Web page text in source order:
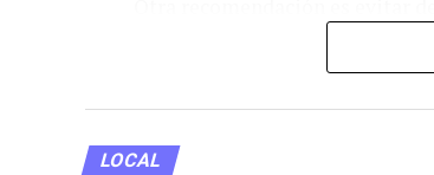
objetos de valor, ya que
relacionada con los lugares
LOCAL